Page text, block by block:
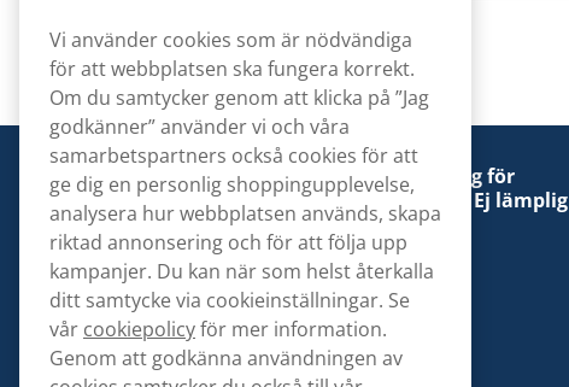
Denna tobaksprodukt kan vara skadlig för
hälsan och är beroendeframkallande. Ej lämplig
för personer under 18 år.
Kontakta oss
Vi använder cookies som är nödvändiga
för att webbplatsen ska fungera korrekt.
Om du samtycker genom att klicka på ”Jag
godkänner” använder vi och våra
samarbetspartners också cookies för att
ge dig en personlig shoppingupplevelse,
analysera hur webbplatsen används, skapa
riktad annonsering och för att följa upp
kampanjer. Du kan när som helst återkalla
ditt samtycke via cookieinställningar. Se
vår cookiepolicyför mer information.
Genom att godkänna användningen av